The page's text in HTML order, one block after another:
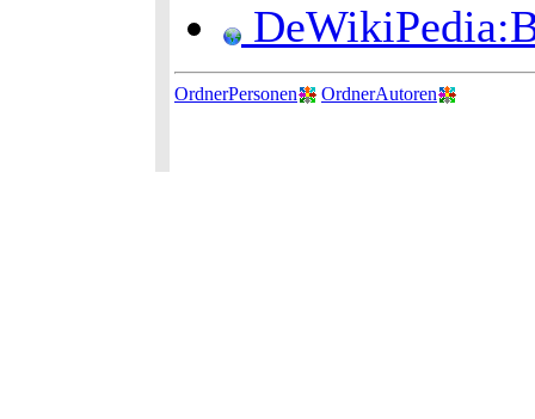
OrdnerPersonen OrdnerAutoren